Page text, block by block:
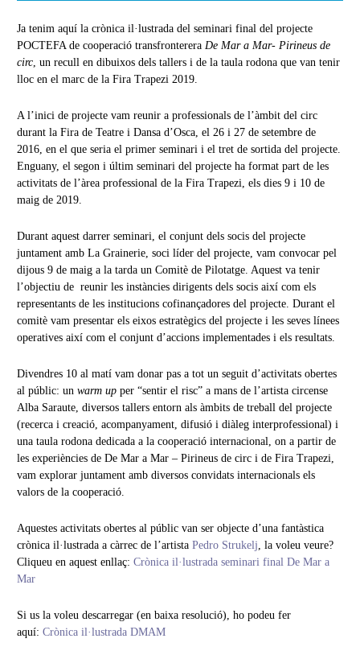
Ja tenim aquí la crònica il·lustrada del seminari final del projecte
POCTEFA de cooperació transfronterera De Mar a Mar- Pirineus de
circ, un recull en dibuixos dels tallers i de la taula rodona que van tenir
lloc en el marc de la Fira Trapezi 2019.
A l’inici de projecte vam reunir a professionals de l’àmbit del circ
durant la Fira de Teatre i Dansa d’Osca, el 26 i 27 de setembre de
2016, en el que seria el primer seminari i el tret de sortida del projecte.
Enguany, el segon i últim seminari del projecte ha format part de les
activitats de l’àrea professional de la Fira Trapezi, els dies 9 i 10 de
maig de 2019.
Durant aquest darrer seminari, el conjunt dels socis del projecte
juntament amb La Grainerie, soci líder del projecte, vam convocar pel
dijous 9 de maig a la tarda un Comitè de Pilotatge. Aquest va tenir
l’objectiu de reunir les instàncies dirigents dels socis així com els
representants de les institucions cofinançadores del projecte. Durant el
comitè vam presentar els eixos estratègics del projecte i les seves línees
operatives així com el conjunt d’accions implementades i els resultats.
Divendres 10 al matí vam donar pas a tot un seguit d’activitats obertes
al públic: un warm up per “sentir el risc” a mans de l’artista circense
Alba Saraute, diversos tallers entorn als àmbits de treball del projecte
(recerca i creació, acompanyament, difusió i diàleg interprofessional) i
una taula rodona dedicada a la cooperació internacional, on a partir de
les experiències de De Mar a Mar – Pirineus de circ i de Fira Trapezi,
vam explorar juntament amb diversos convidats internacionals els
valors de la cooperació.
Aquestes activitats obertes al públic van ser objecte d’una fantàstica
crònica il·lustrada a càrrec de l’artista Pedro Strukelj, la voleu veure?
Cliqueu en aquest enllaç: Crònica il·lustrada seminari final De Mar a
Mar
Si us la voleu descarregar (en baixa resolució), ho podeu fer
aquí: Crònica il·lustrada DMAM